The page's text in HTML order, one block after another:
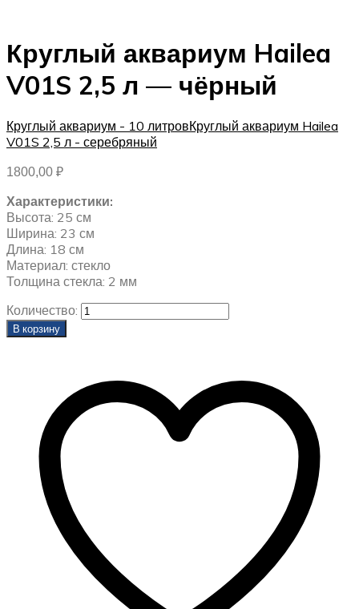
Круглый аквариум Hailea
V01S 2,5 л — чёрный
Круглый аквариум - 10 литровКруглый аквариум Hailea
V01S 2,5 л - серебряный
1800,00 ₽
Характеристики:
Высота: 25 см
Ширина: 23 см
Длина: 18 см
Материал: стекло
Толщина стекла: 2 мм
Количество:
В корзину